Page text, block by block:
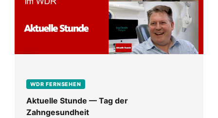
WDR FERNSEHEN
Aktuelle Stunde — Tag der
Zahngesundheit